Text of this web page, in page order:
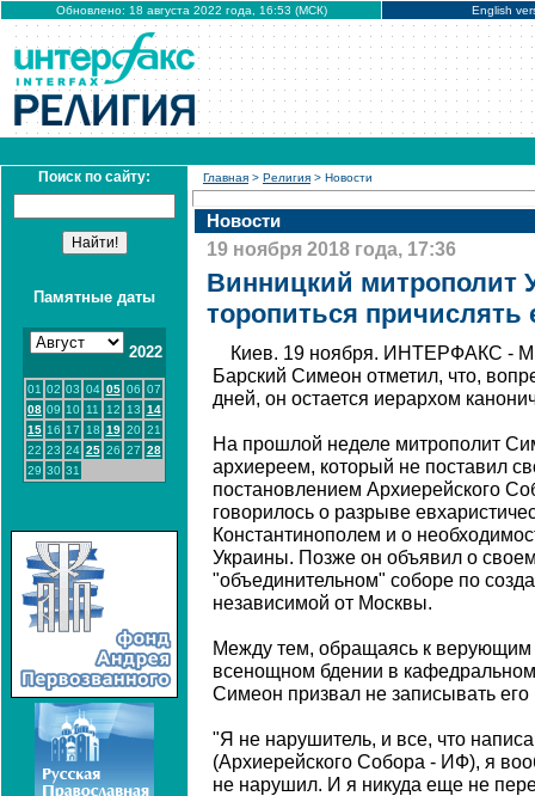
Обновлено: 18 августа 2022 года, 16:53 (МСК) English
Поиск по сайту:
Памятные даты
2022
01 02 03 04 05 06 07
08 09 10 11 12 13 14
15 16 17 18 19 20 21
22 23 24 25 26 27 28
29 30 31
Главная > Религия > Новости
Новости
19 ноября 2018 года, 17:36
Винницкий митрополит
торопиться причислять
Киев. 19 ноября. ИНТЕРФАКС -
Барский Симеон отметил, что,
дней, он остается иерархом
На прошлой неделе митрополит
архиереем, который не поставил
постановлением Архиерейского
говорилось о разрыве
Константинополем и о
Украины. Позже он объявил о
"объединительном" соборе по
независимой от Москвы.
Между тем, обращаясь к верующим
всенощном бдении в
Симеон призвал не записывать
"Я не нарушитель, и все, что
(Архиерейского Собора - ИФ), я
не нарушил. И я никуда еще не